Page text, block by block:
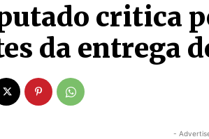
critica
da entrega
-